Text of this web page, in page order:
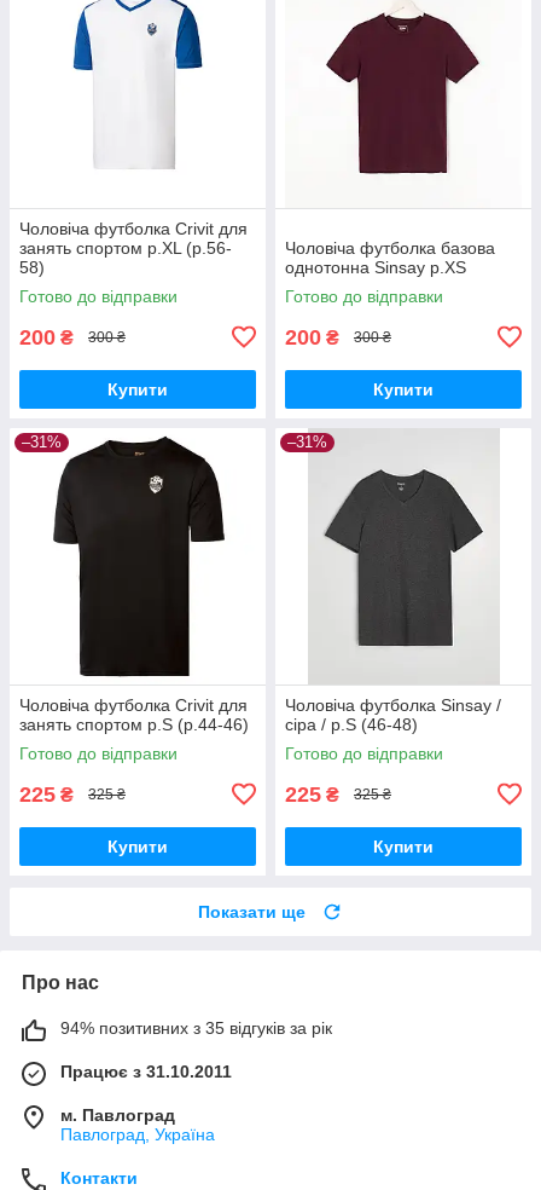
Чоловіча футболка Crivit для
занять спортом р.XL (р.56-
58)
Готово до відправки
200 ₴ 300 ₴
Купити
Чоловіча футболка базова
однотонна Sinsay р.XS
Готово до відправки
200 ₴ 300 ₴
Купити
–31%
Чоловіча футболка Crivit для
занять спортом р.S (р.44-46)
Готово до відправки
225 ₴ 325 ₴
Купити
–31%
Чоловіча футболка Sinsay /
сіра / р.S (46-48)
Готово до відправки
225 ₴ 325 ₴
Купити
Показати ще
Про нас
94% позитивних з 35 відгуків за рік
Працює з 31.10.2011
м. Павлоград
Павлоград, Україна
Контакти